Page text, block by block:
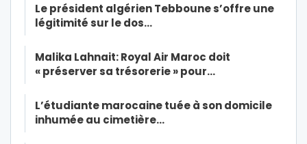
Le président algérien Tebboune s’offre une
légitimité sur le dos…
Malika Lahnait: Royal Air Maroc doit
« préserver sa trésorerie » pour…
L’étudiante marocaine tuée à son domicile
inhumée au cimetière…